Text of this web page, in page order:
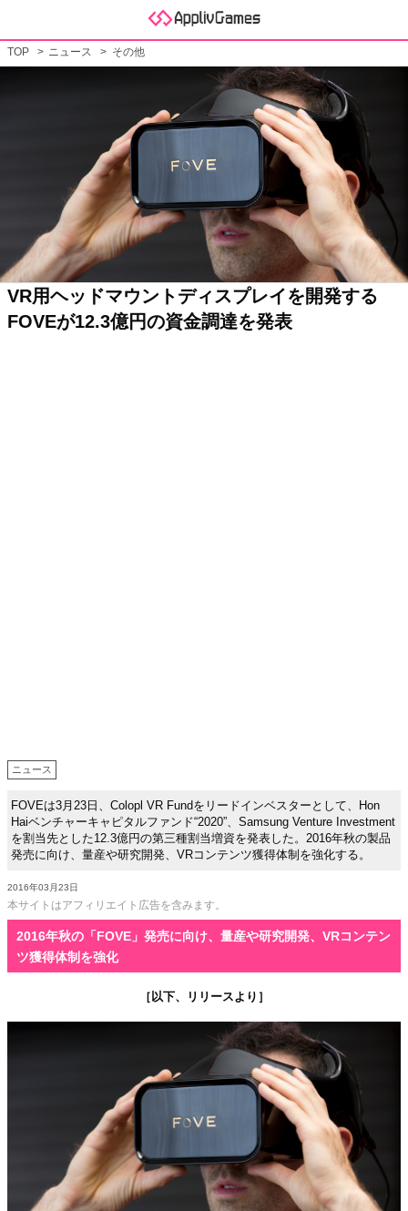
TOP ニュース その他
VR用ヘッドマウントディスプレイを開発する
FOVEが12.3億円の資金調達を発表
ニュース
FOVEは3月23日、Colopl VR Fundをリードインベスターとして、Hon
Haiベンチャーキャピタルファンド“2020”、Samsung Venture Investment
を割当先とした12.3億円の第三種割当増資を発表した。2016年秋の製品
発売に向け、量産や研究開発、VRコンテンツ獲得体制を強化する。
2016年03月23日
本サイトはアフィリエイト広告を含みます。
2016年秋の「FOVE」発売に向け、量産や研究開発、VRコンテン
ツ獲得体制を強化
［以下、リリースより］